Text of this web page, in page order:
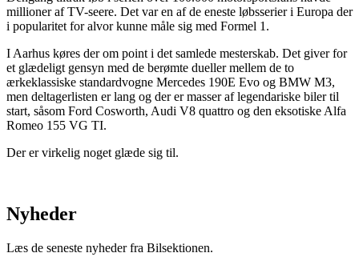
millioner af TV-seere. Det var en af de eneste løbsserier i Europa der
i popularitet for alvor kunne måle sig med Formel 1.
I Aarhus køres der om point i det samlede mesterskab. Det giver for
et glædeligt gensyn med de berømte dueller mellem de to
ærkeklassiske standardvogne Mercedes 190E Evo og BMW M3,
men deltagerlisten er lang og der er masser af legendariske biler til
start, såsom Ford Cosworth, Audi V8 quattro og den eksotiske Alfa
Romeo 155 VG TI.
Der er virkelig noget glæde sig til.
Nyheder
Læs de seneste nyheder fra Bilsektionen.